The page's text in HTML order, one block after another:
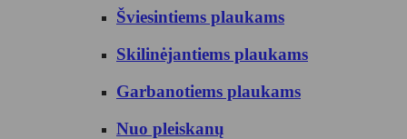
Šviesintiems plaukams
Skilinėjantiems plaukams
Garbanotiems plaukams
Nuo pleiskanų